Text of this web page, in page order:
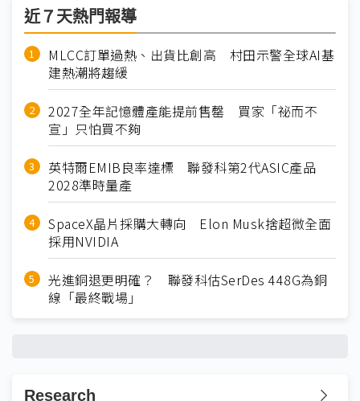
近７天熱門報導
MLCC訂單過熱、出貨比創高 村田示警全球AI基
建熱潮將趨緩
2027全年記憶體產能提前售罄 買家「祕而不
宣」只怕買不夠
英特爾EMIB良率達標 聯發科第2代ASIC產品
2028準時量產
SpaceX晶片採購大轉向 Elon Musk捨超微全面
採用NVIDIA
光進銅退更明確？ 聯發科估SerDes 448G為銅
線「最終戰場」
Research